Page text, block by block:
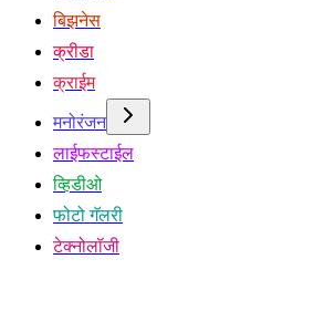
बिझनेस
क्रीडा
क्राईम
मनोरंजन
लाईफस्टाईल
व्हिडीओ
फोटो गॅलरी
टेक्नोलॉजी